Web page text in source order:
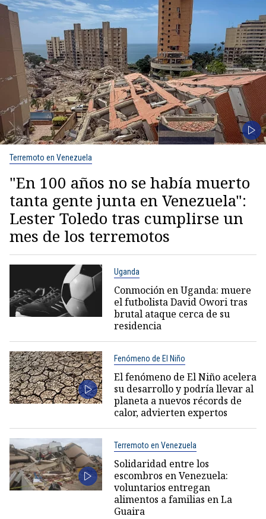
Terremoto en Venezuela
"En 100 años no se había muerto
tanta gente junta en Venezuela":
Lester Toledo tras cumplirse un
mes de los terremotos
Uganda
Conmoción en Uganda: muere
el futbolista David Owori tras
brutal ataque cerca de su
residencia
Fenómeno de El Niño
El fenómeno de El Niño acelera
su desarrollo y podría llevar al
planeta a nuevos récords de
calor, advierten expertos
Terremoto en Venezuela
Solidaridad entre los
escombros en Venezuela:
voluntarios entregan
alimentos a familias en La
Guaira